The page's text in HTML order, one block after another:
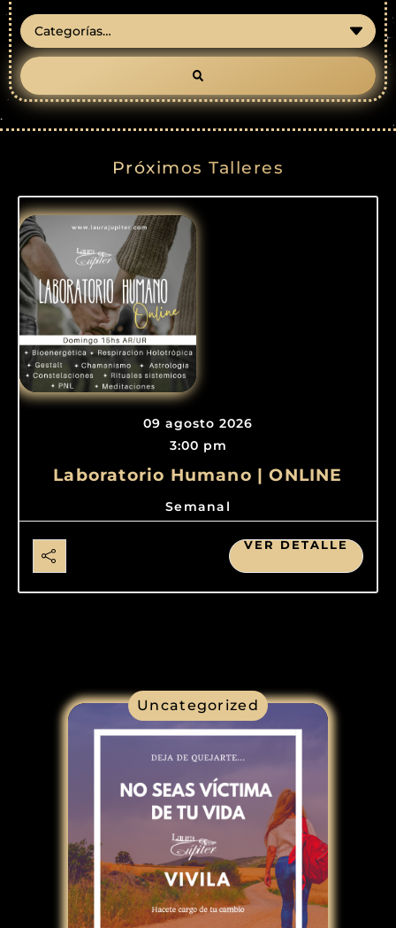
Próximos Talleres
09 agosto 2026
3:00 pm
Laboratorio Humano | ONLINE
Semanal
VER DETALLE
Uncategorized